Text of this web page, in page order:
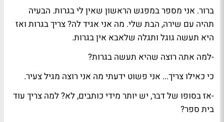
ברור. אני מספר במפגש הראשון שאין לי בגרות. הבעיה
תהיה עם שירה, הבת שלי. מה אני אגיד לה? צריך בגרות ואז
היא תעשה גוגל ותגלה שלאבא אין בגרות.
-למה אתה רוצה שהיא תעשה בגרות?
כי כאילו צריך... אני פשוט ידעתי מה אני רוצה מגיל צעיר.
-אז בסופו של דבר, יש יותר מידי כותבים, לא? למה צריך עוד
בית ספר?